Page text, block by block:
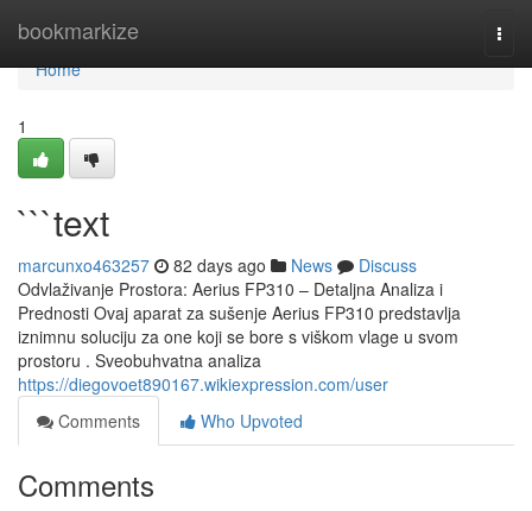
bookmarkize
Home
Home
1
```text
marcunxo463257 82 days ago News
Discuss
Odvlaživanje Prostora: Aerius FP310 – Detaljna Analiza i
Prednosti Ovaj aparat za sušenje Aerius FP310 predstavlja
iznimnu soluciju za one koji se bore s viškom vlage u svom
prostoru . Sveobuhvatna analiza
https://diegovoet890167.wikiexpression.com/user
Comments
Who Upvoted
Comments